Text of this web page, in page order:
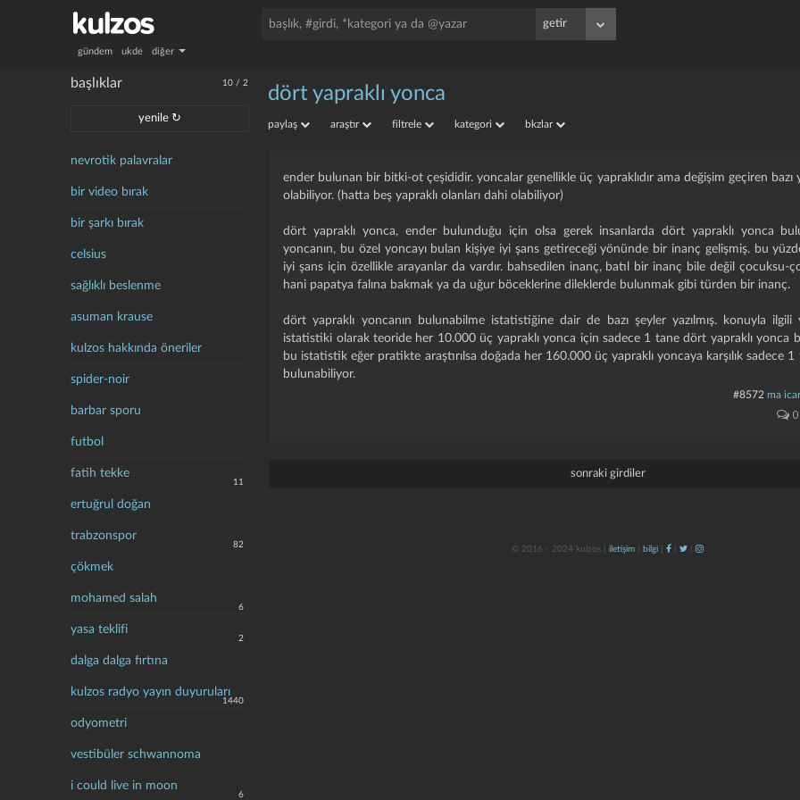
gündem ukde diğer
10 /2
başlıklar
yenile ↻
nevrotik palavralar
bir video bırak
bir şarkı bırak
celsius
sağlıklı beslenme
asuman krause
kulzos hakkında öneriler
spider-noir
barbar sporu
futbol
fatih tekke
11
ertuğrul doğan
trabzonspor
82
çökmek
mohamed salah
6
yasa teklifi
2
dalga dalga fırtına
kulzos radyo yayın duyuruları
1440
odyometri
vestibüler schwannoma
i could live in moon
6
dört yapraklı yonca
paylaş araştır filtrele kategori bkzlar
ender bulunan bir bitki-ot çeşididir. yoncalar genellikle üç yapraklıdır ama değişim geçiren bazı
olabiliyor. (hatta beş yapraklı olanları dahi olabiliyor)
dört yapraklı yonca, ender bulunduğu için olsa gerek insanlarda dört yapraklı yonca
yoncanın, bu özel yoncayı bulan kişiye iyi şans getireceği yönünde bir inanç gelişmiş. bu
iyi şans için özellikle arayanlar da vardır. bahsedilen inanç, batıl bir inanç bile değil çocuksu-
hani papatya falına bakmak ya da uğur böceklerine dileklerde bulunmak gibi türden bir inanç.
dört yapraklı yoncanın bulunabilme istatistiğine dair de bazı şeyler yazılmış. konuyla ilgili
istatistiki olarak teoride her 10.000 üç yapraklı yonca için sadece 1 tane dört yapraklı yonca
bu istatistik eğer pratikte araştırılsa doğada her 160.000 üç yapraklı yoncaya karşılık sadece
bulunabiliyor.
#8572 ma
0
sonraki girdiler
© 2016 - 2024 kulzos | iletişim bilgi